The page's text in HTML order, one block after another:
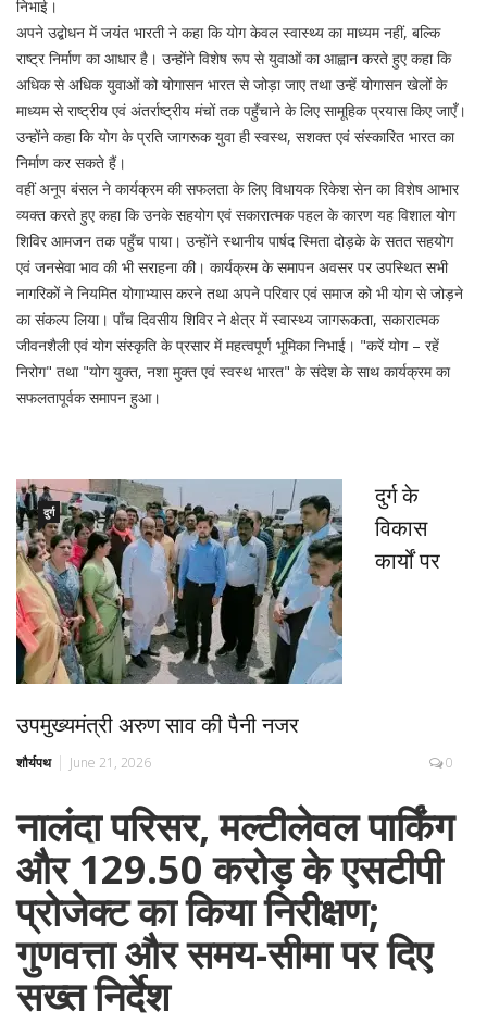
निभाई।
अपने उद्बोधन में जयंत भारती ने कहा कि योग केवल स्वास्थ्य का माध्यम नहीं, बल्कि
राष्ट्र निर्माण का आधार है। उन्होंने विशेष रूप से युवाओं का आह्वान करते हुए कहा कि
अधिक से अधिक युवाओं को योगासन भारत से जोड़ा जाए तथा उन्हें योगासन खेलों के
माध्यम से राष्ट्रीय एवं अंतर्राष्ट्रीय मंचों तक पहुँचाने के लिए सामूहिक प्रयास किए जाएँ।
उन्होंने कहा कि योग के प्रति जागरूक युवा ही स्वस्थ, सशक्त एवं संस्कारित भारत का
निर्माण कर सकते हैं।
वहीं अनूप बंसल ने कार्यक्रम की सफलता के लिए विधायक रिकेश सेन का विशेष आभार
व्यक्त करते हुए कहा कि उनके सहयोग एवं सकारात्मक पहल के कारण यह विशाल योग
शिविर आमजन तक पहुँच पाया। उन्होंने स्थानीय पार्षद स्मिता दोड़के के सतत सहयोग
एवं जनसेवा भाव की भी सराहना की। कार्यक्रम के समापन अवसर पर उपस्थित सभी
नागरिकों ने नियमित योगाभ्यास करने तथा अपने परिवार एवं समाज को भी योग से जोड़ने
का संकल्प लिया। पाँच दिवसीय शिविर ने क्षेत्र में स्वास्थ्य जागरूकता, सकारात्मक
जीवनशैली एवं योग संस्कृति के प्रसार में महत्वपूर्ण भूमिका निभाई। "करें योग – रहें
निरोग" तथा "योग युक्त, नशा मुक्त एवं स्वस्थ भारत" के संदेश के साथ कार्यक्रम का
सफलतापूर्वक समापन हुआ।
दुर्ग
दुर्ग के
विकास
कार्यों पर
उपमुख्यमंत्री अरुण साव की पैनी नजर
शौर्यपथ June 21, 2026 0
नालंदा परिसर, मल्टीलेवल पार्किंग
और 129.50 करोड़ के एसटीपी
प्रोजेक्ट का किया निरीक्षण;
गुणवत्ता और समय-सीमा पर दिए
सख्त निर्देश